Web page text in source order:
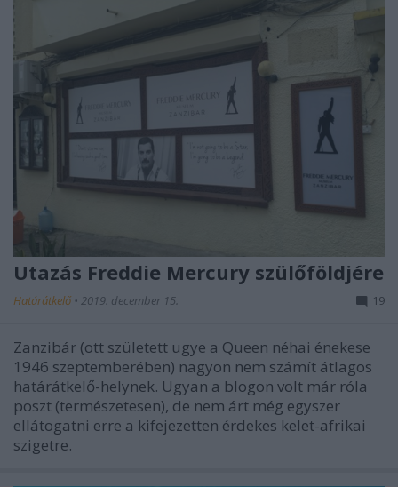
Utazás Freddie Mercury szülőföldjére
Határátkelő • 2019. december 15. 19
Zanzibár (ott született ugye a Queen néhai énekese
1946 szeptemberében) nagyon nem számít átlagos
határátkelő-helynek. Ugyan a blogon volt már róla
poszt (természetesen), de nem árt még egyszer
ellátogatni erre a kifejezetten érdekes kelet-afrikai
szigetre.